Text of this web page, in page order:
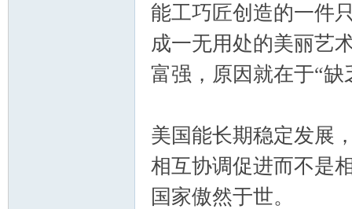
能工巧匠创造的一件
成一无用处的美丽艺
富强，原因就在于“
美国能长期稳定发展
相互协调促进而不是
国家傲然于世。